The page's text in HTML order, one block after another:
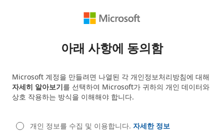
아래 사항에 동의함
Microsoft 계정을 만들려면 나열된 각 개인정보처리방침에 대해
자세히 알아보기를 선택하여 Microsoft가 귀하의 개인 데이터와
상호 작용하는 방식을 이해해야 합니다.
개인 정보를 수집 및 이용합니다. 자세한 정보